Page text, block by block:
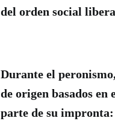
del orden social
Durante el
de origen basados
parte de su impronta: